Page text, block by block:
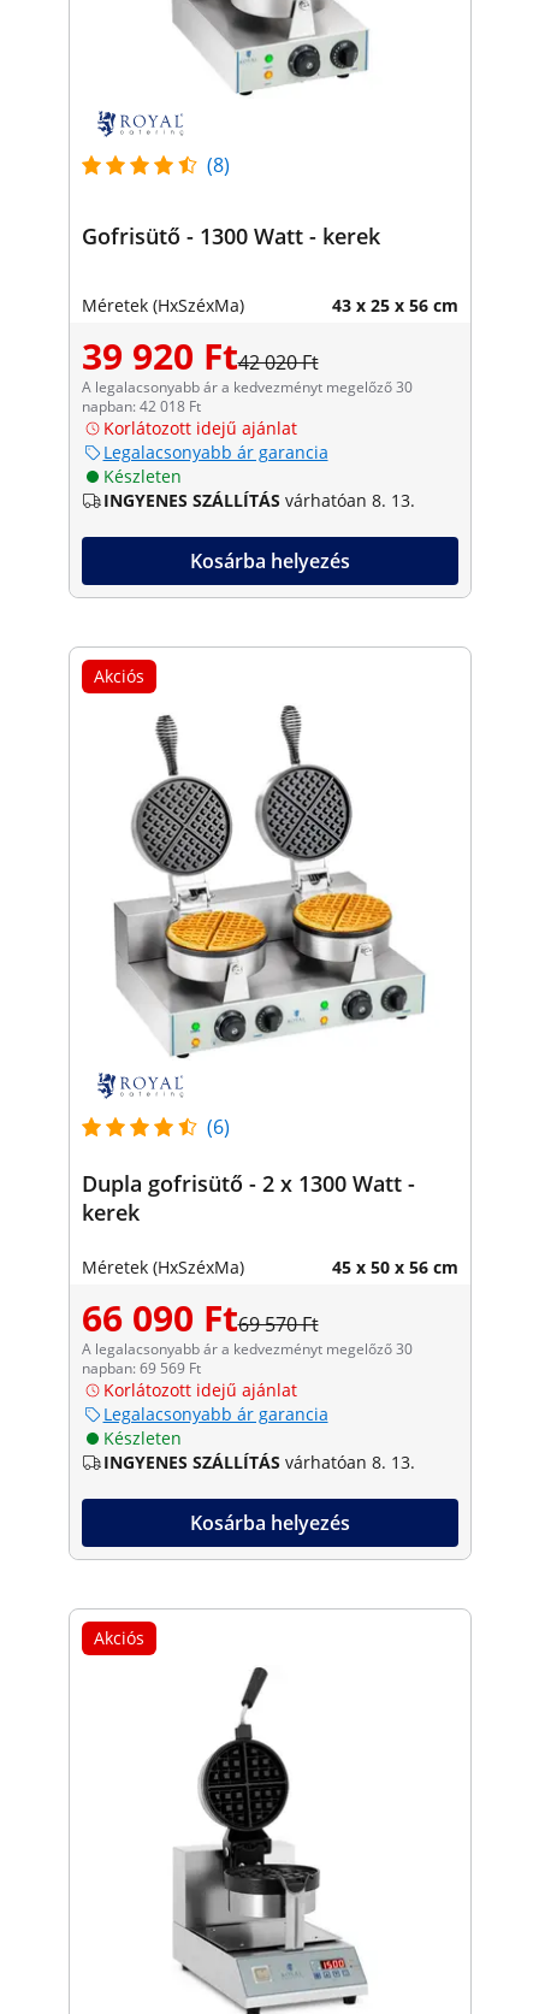
(8)
Gofrisütő - 1300 Watt - kerek
Méretek (HxSzéxMa) 43 x 25 x 56 cm
39 920 Ft42 020 Ft
A legalacsonyabb ár a kedvezményt megelőző 30
napban: 42 018 Ft
Korlátozott idejű ajánlat
Legalacsonyabb ár garancia
Készleten
INGYENES SZÁLLÍTÁS várhatóan 8. 13.
Kosárba helyezés
Akciós
(6)
Dupla gofrisütő - 2 x 1300 Watt -
kerek
Méretek (HxSzéxMa) 45 x 50 x 56 cm
66 090 Ft69 570 Ft
A legalacsonyabb ár a kedvezményt megelőző 30
napban: 69 569 Ft
Korlátozott idejű ajánlat
Legalacsonyabb ár garancia
Készleten
INGYENES SZÁLLÍTÁS várhatóan 8. 13.
Kosárba helyezés
Akciós